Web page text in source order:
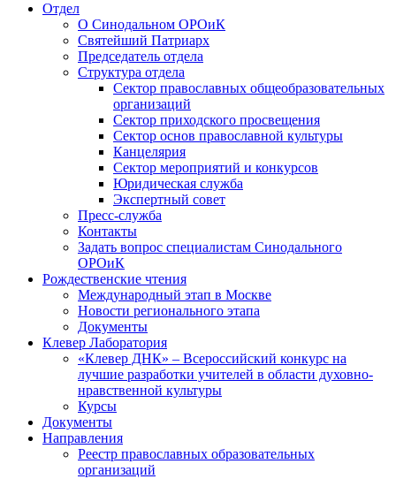
Отдел
О Синодальном ОРОиК
Святейший Патриарх
Председатель отдела
Структура отдела
Сектор православных общеобразовательных
организаций
Сектор приходского просвещения
Сектор основ православной культуры
Канцелярия
Сектор мероприятий и конкурсов
Юридическая служба
Экспертный совет
Пресс-служба
Контакты
Задать вопрос специалистам Синодального
ОРОиК
Рождественские чтения
Международный этап в Москве
Новости регионального этапа
Документы
Клевер Лаборатория
«Клевер ДНК» – Всероссийский конкурс на
лучшие разработки учителей в области духовно-
нравственной культуры
Курсы
Документы
Направления
Реестр православных образовательных
организаций